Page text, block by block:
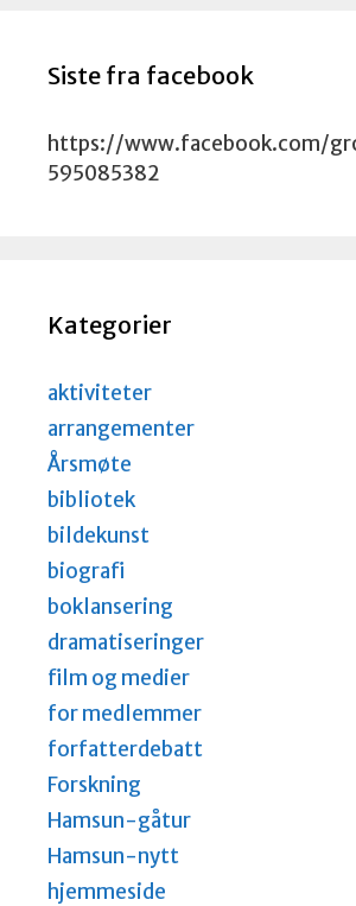
Siste fra facebook
https://www.facebook.com/
595085382
Kategorier
aktiviteter
arrangementer
Årsmøte
bibliotek
bildekunst
biografi
boklansering
dramatiseringer
film og medier
for medlemmer
forfatterdebatt
Forskning
Hamsun-gåtur
Hamsun-nytt
hjemmeside